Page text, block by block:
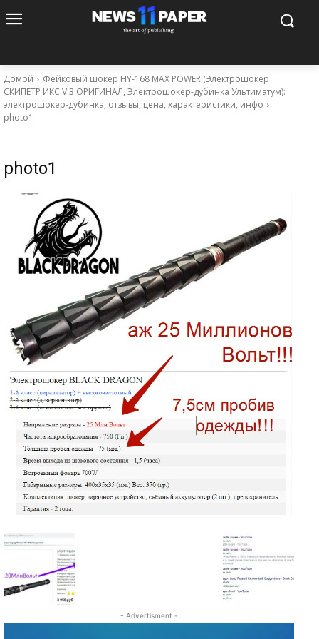
Домой
Фейковый шокер HY-168 MAX POWER (Электрошокер
СКИПЕТР ИКС V.3 ОРИГИНАЛ, Электрошокер-дубинка Ультиматум):
электрошокер-дубинка, отзывы, цена, характеристики, инфо
photo1
photo1
- Advertisment -